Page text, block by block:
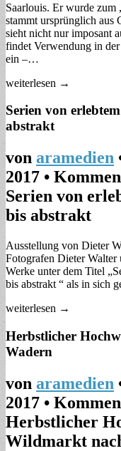
Saarlouis. Er wurde zum
stammt ursprünglich aus
sieht nicht nur imposant
findet Verwendung in
ein –…
weiterlesen →
Serien von
abstrakt
von aramedien
2017 •
Serien von
bis abstrakt
Ausstellung von Dieter
Fotografen Dieter
Werke unter dem Titel
bis abstrakt “ als in sich
weiterlesen →
Herbstlicher
Wadern
von aramedien
2017 •
Herbstlicher
Wildmarkt